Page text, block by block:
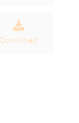
Download